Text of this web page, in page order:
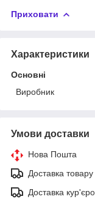
Приховати
Характеристики
Основні
Виробник
Умови доставки
Нова Пошта
Доставка товару
Доставка